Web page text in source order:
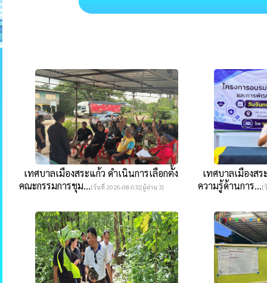
เทศบาลเมืองสระแก้ว ดำเนินการเลือกตั้ง
คณะกรรมการชุม...[วันที่ 2026-08-03][ผู้อ่าน 3]
เทศบาลเมืองส
ความรู้ด้านการ...[